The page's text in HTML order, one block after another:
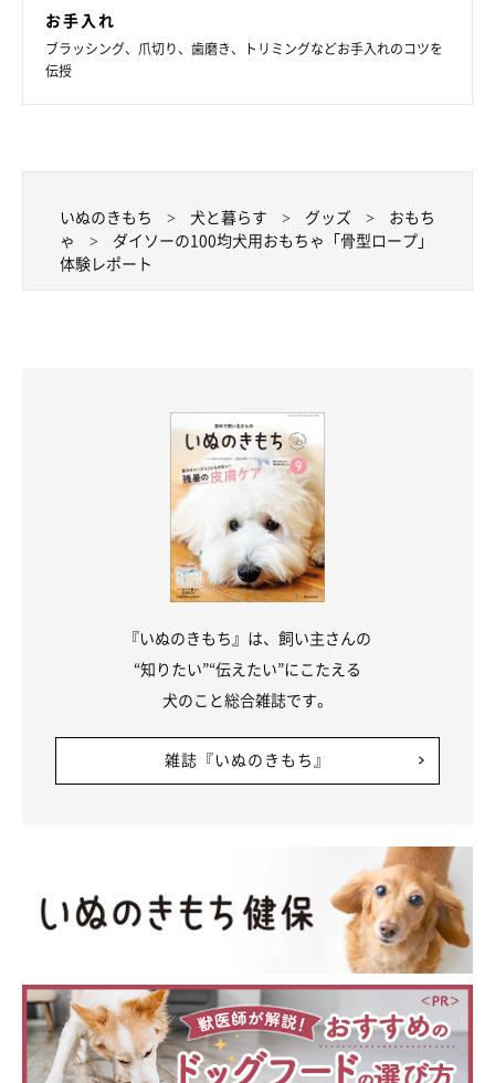
お手入れ
ブラッシング、爪切り、歯磨き、トリミングなどお手入れのコツを
伝授
いぬのきもち 犬と暮らす グッズ
おもち
ゃ
ダイソーの100均犬用おもちゃ「骨型ロープ」
体験レポート
『いぬのきもち』は、飼い主さんの
“知りたい”“伝えたい”にこたえる
犬のこと総合雑誌です。
雑誌『いぬのきもち』